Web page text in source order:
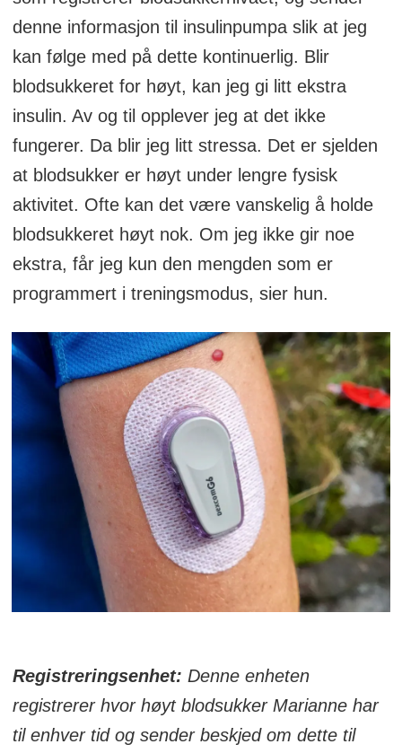
denne informasjon til insulinpumpa slik at jeg
kan følge med på dette kontinuerlig. Blir
blodsukkeret for høyt, kan jeg gi litt ekstra
insulin. Av og til opplever jeg at det ikke
fungerer. Da blir jeg litt stressa. Det er sjelden
at blodsukker er høyt under lengre fysisk
aktivitet. Ofte kan det være vanskelig å holde
blodsukkeret høyt nok. Om jeg ikke gir noe
ekstra, får jeg kun den mengden som er
programmert i treningsmodus, sier hun.
Registreringsenhet: Denne enheten
registrerer hvor høyt blodsukker Marianne har
til enhver tid og sender beskjed om dette til